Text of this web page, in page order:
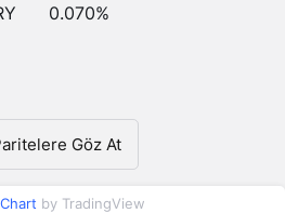
0.070%
Göz At
by TradingView